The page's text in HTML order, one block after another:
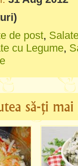
de post,
cu Legume,
să-ți mai